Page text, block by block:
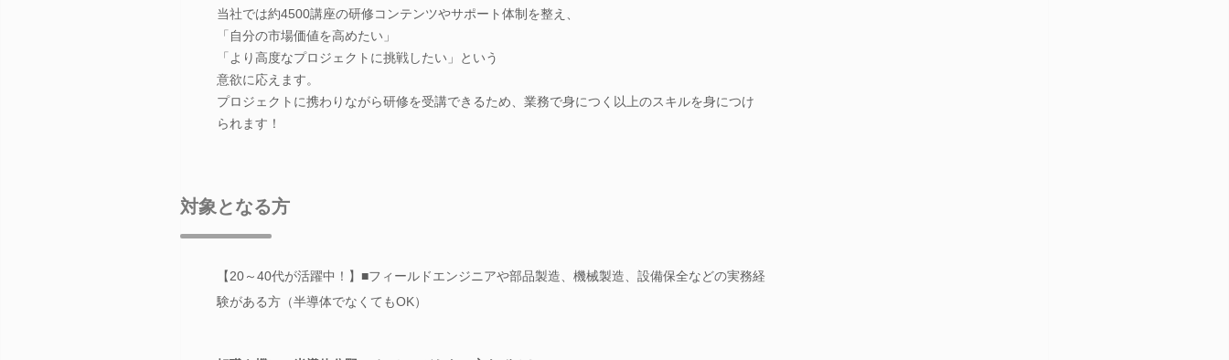
当社では約4500講座の研修コンテンツやサポート体制を整え、
「自分の市場価値を高めたい」
「より高度なプロジェクトに挑戦したい」という
意欲に応えます。
プロジェクトに携わりながら研修を受講できるため、業務で身につく以上のスキルを身につけ
られます！
対象となる方
【20～40代が活躍中！】■フィールドエンジニアや部品製造、機械製造、設備保全などの実務経
験がある方（半導体でなくてもOK）